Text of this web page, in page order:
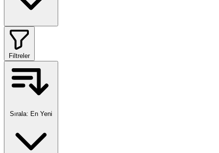
Filtreler
Sırala: En Yeni